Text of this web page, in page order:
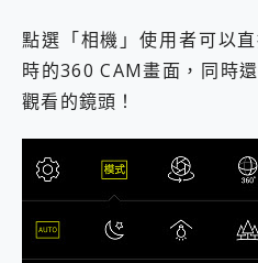
點選「相機」使用者可以
時的360 CAM畫面，同時
觀看的鏡頭！